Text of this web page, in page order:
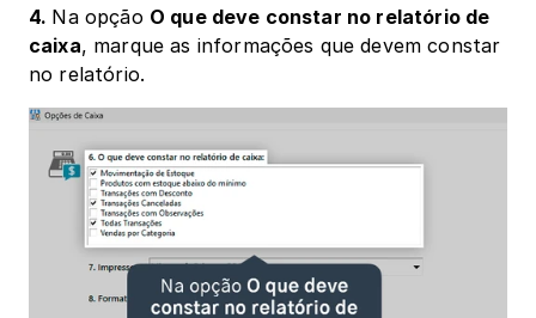
4. Na opção O que deve constar no relatório de
caixa, marque as informações que devem constar
no relatório.